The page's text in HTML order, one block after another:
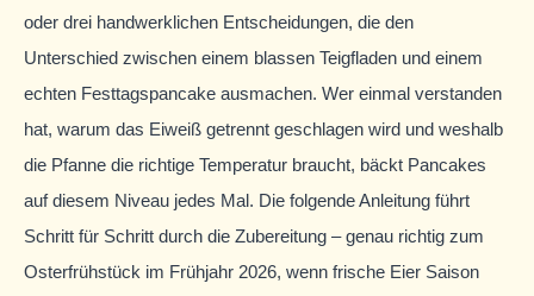
oder drei handwerklichen Entscheidungen, die den
Unterschied zwischen einem blassen Teigfladen und einem
echten Festtagspancake ausmachen. Wer einmal verstanden
hat, warum das Eiweiß getrennt geschlagen wird und weshalb
die Pfanne die richtige Temperatur braucht, bäckt Pancakes
auf diesem Niveau jedes Mal. Die folgende Anleitung führt
Schritt für Schritt durch die Zubereitung – genau richtig zum
Osterfrühstück im Frühjahr 2026, wenn frische Eier Saison